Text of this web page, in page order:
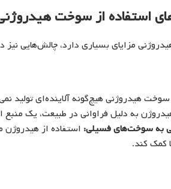
استفاده از سوخت
مزایای بسیاری دارد، چالش‌هایی نیز
سوخت هیدروژنی هیچ‌گونه آلاینده‌ای
به دلیل فراوانی در طبیعت، یک منبع
به سوخت‌های فسیلی: استفاده از
کمک کند.